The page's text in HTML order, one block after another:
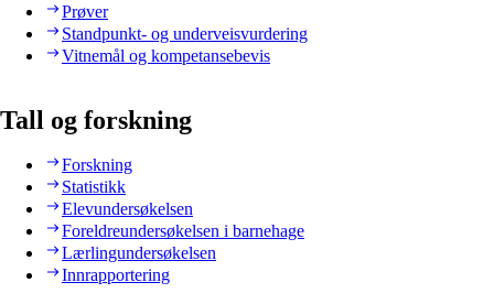
Prøver
Standpunkt- og underveisvurdering
Vitnemål og kompetansebevis
Tall og forskning
Forskning
Statistikk
Elevundersøkelsen
Foreldreundersøkelsen i barnehage
Lærlingundersøkelsen
Innrapportering